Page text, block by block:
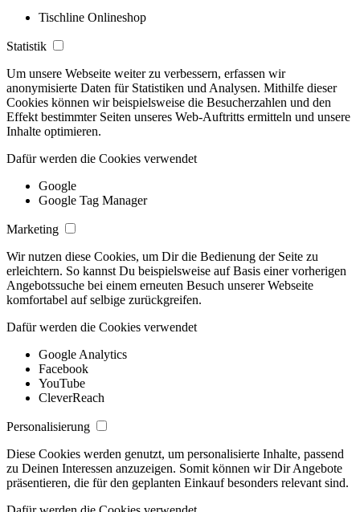
Tischline Onlineshop
Statistik
Um unsere Webseite weiter zu verbessern, erfassen wir
anonymisierte Daten für Statistiken und Analysen. Mithilfe dieser
Cookies können wir beispielsweise die Besucherzahlen und den
Effekt bestimmter Seiten unseres Web-Auftritts ermitteln und unsere
Inhalte optimieren.
Dafür werden die Cookies verwendet
Google
Google Tag Manager
Marketing
Wir nutzen diese Cookies, um Dir die Bedienung der Seite zu
erleichtern. So kannst Du beispielsweise auf Basis einer vorherigen
Angebotssuche bei einem erneuten Besuch unserer Webseite
komfortabel auf selbige zurückgreifen.
Dafür werden die Cookies verwendet
Google Analytics
Facebook
YouTube
CleverReach
Personalisierung
Diese Cookies werden genutzt, um personalisierte Inhalte, passend
zu Deinen Interessen anzuzeigen. Somit können wir Dir Angebote
präsentieren, die für den geplanten Einkauf besonders relevant sind.